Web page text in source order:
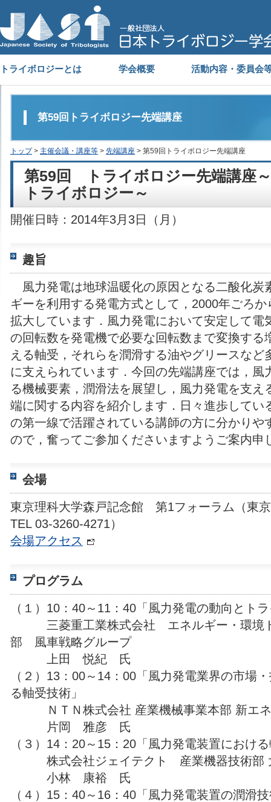
トライボロジーとは 学会概要 活動内容・委員会
第59回トライボロジー先端講座
トップ> 主催会議・講座等 > 先端講座 > 第59回トライボロジー先端講座
第59回 トライボロジー先端講座
トライボロジー～
開催日時：2014年3月3日（月）
趣旨
風力発電は地球温暖化の原因となる二酸化炭
ギーを利用する発電方式として，2000年ごろ
拡大しています．風力発電において安定して電
の回転数を発電機で必要な回転数まで変換する
える軸受，それらを潤滑する油やグリースなど
に支えられています．今回の先端講座では，風
る機械要素，潤滑法を展望し，風力発電を支え
端に関する内容を紹介します．日々進歩してい
の第一線で活躍されている講師の方に分かりや
ので，奮ってご参加くださいますようご案内申
会場
東京理科大学森戸記念館 第1フォーラム（東
TEL 03-3260-4271）
会場アクセス
プログラム
（１）10：40～11：40「風力発電の動向とト
三菱重工業株式会社 エネルギー・環境
部 風車戦略グループ
上田 悦紀 氏
（２）13：00～14：00「風力発電業界の市場
る軸受技術」
ＮＴＮ株式会社 産業機械事業本部 新エネ
片岡 雅彦 氏
（３）14：20～15：20「風力発電装置におけ
株式会社ジェイテクト 産業機器技術部
小林 康裕 氏
（４）15：40～16：40「風力発電装置の潤滑